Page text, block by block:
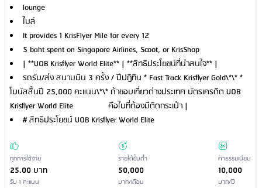
lounge
ไมล์
It provides 1 KrisFlyer Mile for every 12
5 baht spent on Singapore Airlines, Scoot, or KrisShop
| **UOB Krisflyer World Elite** | **สิทธิประโยชน์ที่น่าสนใจ** |
รถรับ/ส่ง สนามบิน 3 ครั้ง / ปีปฏิทิน * Fast Track Krisflyer Gold\*\* *
โบนัสสิ้นปี 25,000 คะแนน\*\* ถ้าชอบเที่ยวต่างประเทศ บัตรเครดิต UOB
Krisflyer World Elite คือใบที่ต้องมีติดกระเป๋า |
# สิทธิประโยชน์ UOB Krisflyer World Elite
ทุกการใช้จ่าย
25.00 บาท
รับ 1 คะแนน
รายได้ขั้นต่ำ
50,000
บาท/เดือน
ค่าธรรมเนียม
10,000
บาท/ปี